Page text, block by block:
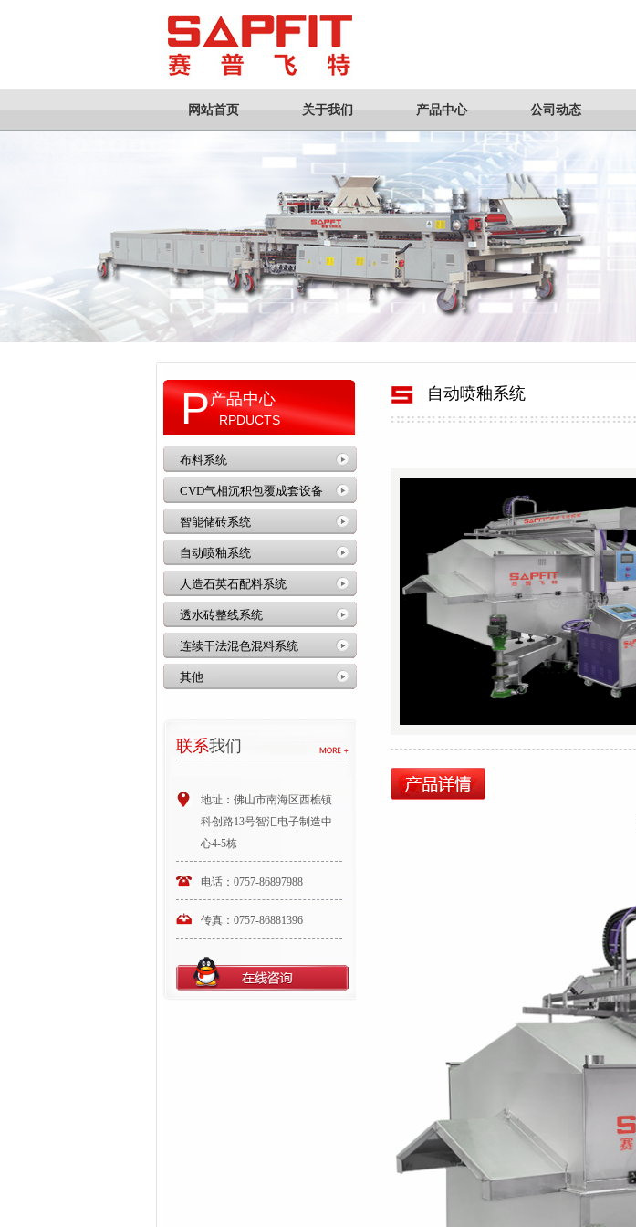
网站首页 关于我们 产品中心 公司动态
P产品中心
RPDUCTS
布料系统
CVD气相沉积包覆成套设备
智能储砖系统
自动喷釉系统
人造石英石配料系统
透水砖整线系统
连续干法混色混料系统
其他
联系我们
地址：佛山市南海区西樵镇
科创路13号智汇电子制造中
心4-5栋
电话：0757-86897988
传真：0757-86881396
自动喷釉系统